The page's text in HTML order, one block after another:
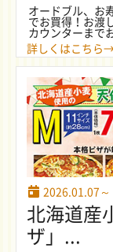
オードブル、お
でお買得！お渡
カウンターまで
詳しくはこちら
2026.01.07～
北海道産
ザ」...